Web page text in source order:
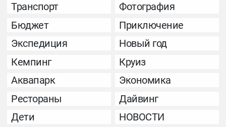
Транспорт
Фотография
Бюджет
Приключение
Экспедиция
Новый год
Кемпинг
Круиз
Аквапарк
Экономика
Рестораны
Дайвинг
Дети
НОВОСТИ